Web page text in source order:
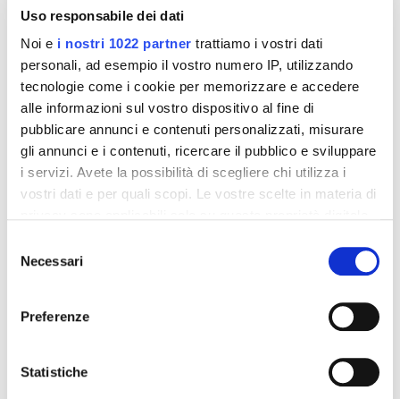
Uso responsabile dei dati
Noi e i nostri 1022 partner trattiamo i vostri dati
personali, ad esempio il vostro numero IP, utilizzando
tecnologie come i cookie per memorizzare e accedere
alle informazioni sul vostro dispositivo al fine di
pubblicare annunci e contenuti personalizzati, misurare
gli annunci e i contenuti, ricercare il pubblico e sviluppare
i servizi. Avete la possibilità di scegliere chi utilizza i
vostri dati e per quali scopi. Le vostre scelte in materia di
modificare o revocare il proprio consenso in qualsiasi
momento dalla Dichiarazione sui cookie o facendo clic
raccogliere informazioni sulla tua posizione
geografica, con un'approssimazione di qualche
delNecessari
Preferenze
Statistiche
Integratori per dimagrire
32,00 €
Integratori per dimagrire
55,18 €
-42%